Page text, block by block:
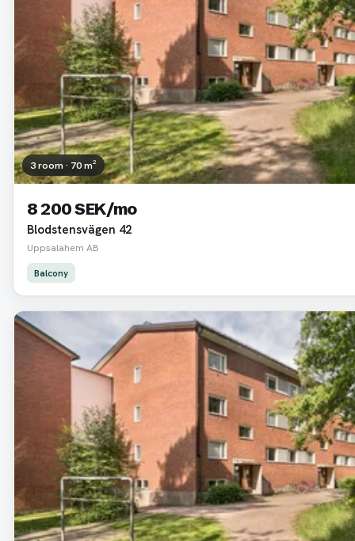
3 room · 70 m²
8 200 SEK/mo
Blodstensvägen 42
Uppsalahem AB
Balcony